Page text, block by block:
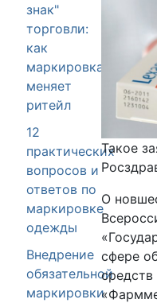
знак"
торговли:
как
маркировка
меняет
ритейл
12
практических
вопросов и
ответов по
маркировке
одежды
Внедрение
обязательной
маркировки
Такое
О
сфере